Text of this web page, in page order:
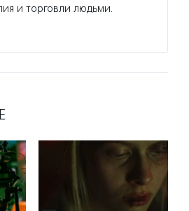
и торговли людьми.